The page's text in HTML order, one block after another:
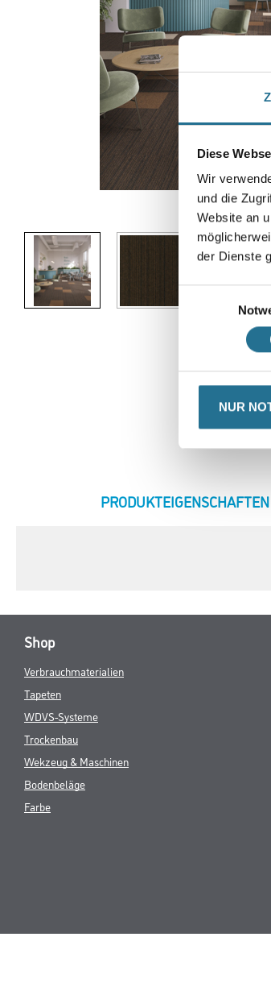
Diese
Wir
und die
Website an
der Dienste
NUR
CURRENT
PRODUKTEIGENSCHAFTEN
Shop
Verbrauchmaterialien
Tapeten
WDVS-Systeme
Trockenbau
Wekzeug & Maschinen
Bodenbeläge
Farbe